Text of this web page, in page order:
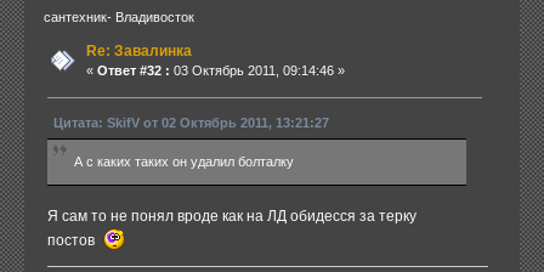
сантехник- Владивосток
Re: Завалинка
« Ответ #32 : 03 Октябрь 2011, 09:14:46 »
Цитата: SkifV от 02 Октябрь 2011, 13:21:27
А с каких таких он удалил болталку
Я сам то не понял вроде как на ЛД обидесся за терку
постов